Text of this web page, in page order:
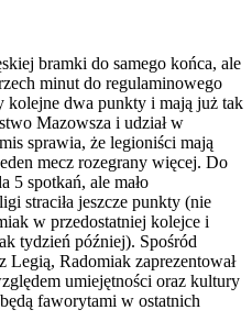
bramki do samego końca, ale
minut do regulaminowego
kolejne dwa punkty i mają już tak
Mazowsza i udział w
sprawia, że legioniści mają
mecz rozegrany więcej. Do
5 spotkań, ale mało
straciła jeszcze punkty (nie
w przedostatniej kolejce i
tydzień później). Spośród
Legią, Radomiak zaprezentował
umiejętności oraz kultury
faworytami w ostatnich